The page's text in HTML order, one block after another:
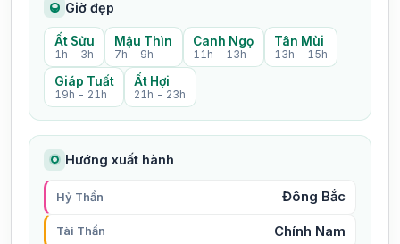
Giờ đẹp
Ất Sửu
1h - 3h
Mậu Thìn
7h - 9h
Canh Ngọ
11h - 13h
Tân Mùi
13h - 15h
Giáp Tuất
19h - 21h
Ất Hợi
21h - 23h
Hướng xuất hành
Hỷ Thần Đông Bắc
Tài Thần Chính Nam